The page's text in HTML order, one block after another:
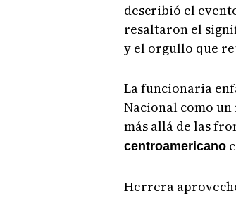
describió el
resaltaron el
y el orgullo que
La funcionaria
Nacional como
más allá de las
centroamericano
Herrera